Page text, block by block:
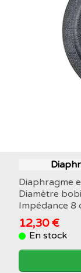
Diaphragme
Diamètre
Impédance 8
12,30 €
En stock